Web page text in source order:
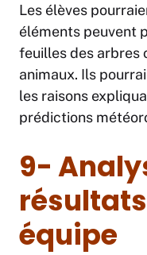
Les élèves
éléments peuvent
feuilles des arbres
animaux. Ils
les raisons
prédictions
9-
équipe